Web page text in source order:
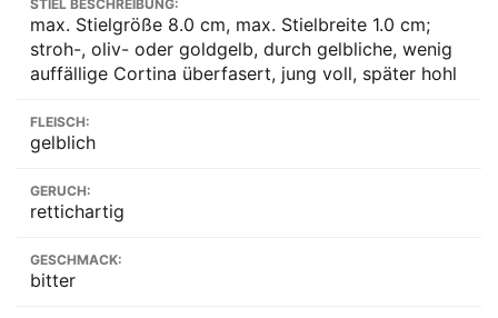
STIEL BESCHREIBUNG:
max. Stielgröße 8.0 cm, max. Stielbreite 1.0 cm;
stroh-, oliv- oder goldgelb, durch gelbliche, wenig
auffällige Cortina überfasert, jung voll, später hohl
FLEISCH:
gelblich
GERUCH:
rettichartig
GESCHMACK:
bitter